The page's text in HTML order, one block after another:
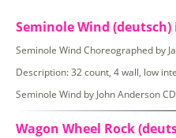
Seminole Wind (deutsch)
Seminole Wind Choreographed by
Description: 32 count, 4 wall, low
Seminole Wind by John Anderson
Wagon Wheel Rock